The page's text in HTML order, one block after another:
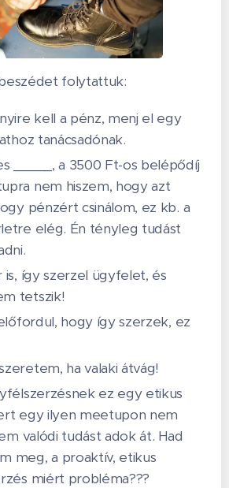
folytattuk:
kell a pénz, menj el egy
tanácsadónak.
_____, a 3500 Ft-os belépődíj
nem hiszem, hogy azt
pénzért csinálom, ez kb. a
elég. Én tényleg tudást
is, így szerzel ügyfelet, és
tetszik!
hogy így szerzek, ez
ha valaki átvág!
ez egy etikus
egy ilyen meetupon nem
valódi tudást adok át. Had
meg, a proaktív, etikus
miért probléma???